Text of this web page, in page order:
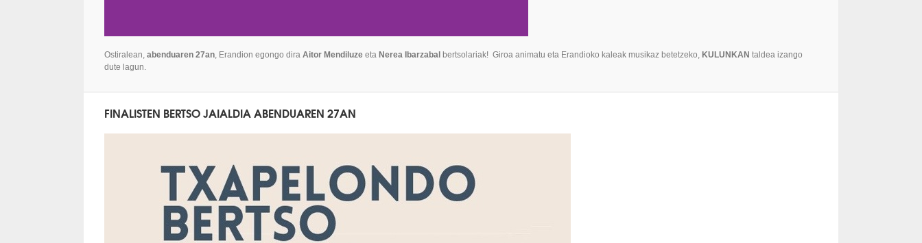
Ostiralean, abenduaren 27an, Erandion egongo dira Aitor Mendiluze eta Nerea Ibarzabal bertsolariak! Giroa animatu eta Erandioko kaleak musikaz betetzeko, KULUNKAN taldea izango
dute lagun.
FINALISTEN BERTSO JAIALDIA ABENDUAREN 27AN